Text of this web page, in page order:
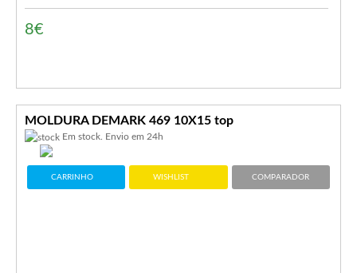
8€
MOLDURA DEMARK 469 10X15 top
Em stock. Envio em 24h
CARRINHO WISHLIST COMPARADOR